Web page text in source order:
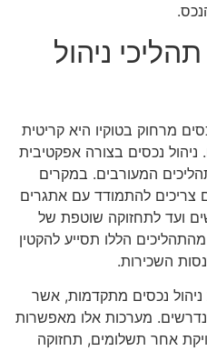
ניהול
מרחוק בטוקיו היא קריטית
נכסים בצורה אפקטיבית
המעורבים. במקרים
צריכים להתמודד עם אתגרים
ועד לתחזוקה שוטפת של
הללו תסייע להקטין
השכירות.
נכסים מתקדמות, אשר
מערכות אלו מאפשרות
אחר תשלומים, תחזוקה